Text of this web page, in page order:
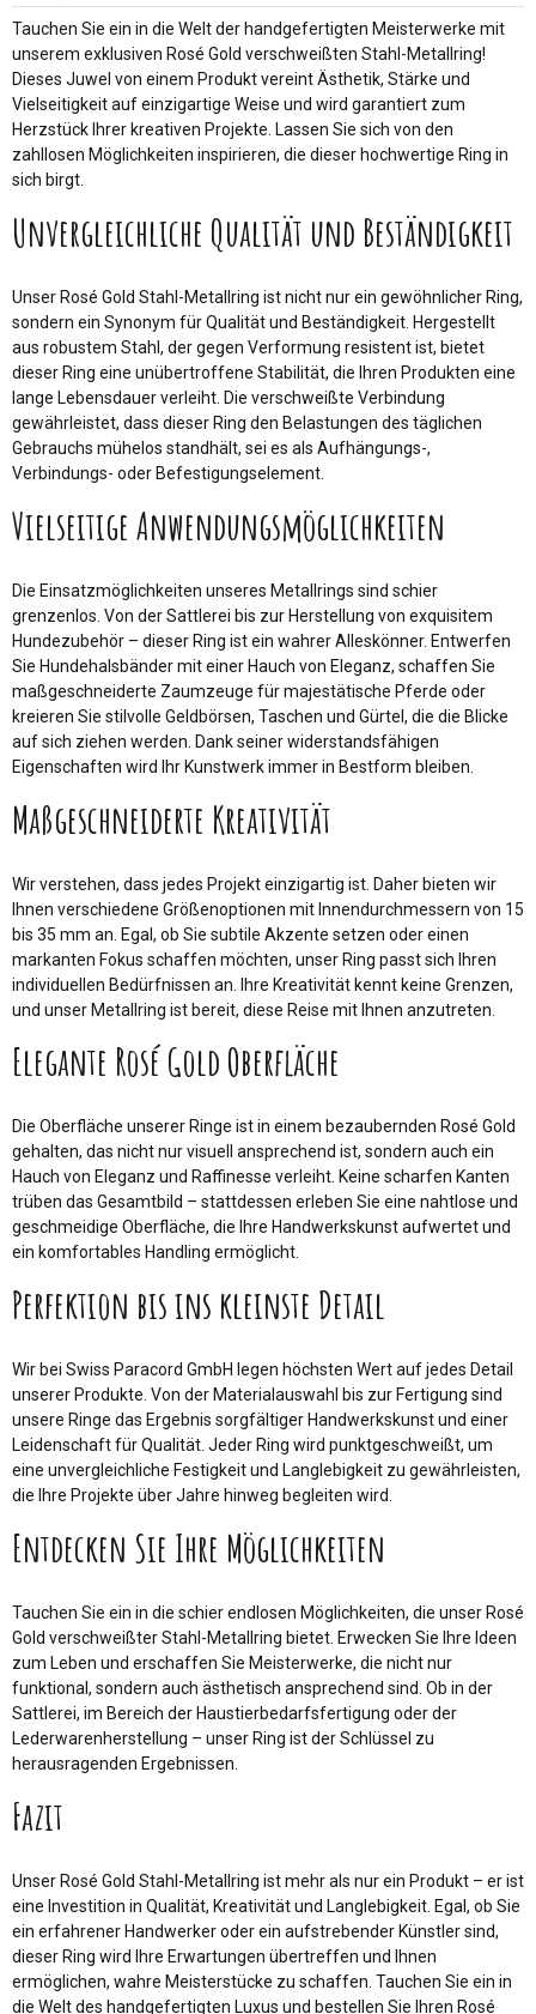
Tauchen Sie ein in die Welt der handgefertigten Meisterwerke mit
unserem exklusiven Rosé Gold verschweißten Stahl-Metallring!
Dieses Juwel von einem Produkt vereint Ästhetik, Stärke und
Vielseitigkeit auf einzigartige Weise und wird garantiert zum
Herzstück Ihrer kreativen Projekte. Lassen Sie sich von den
zahllosen Möglichkeiten inspirieren, die dieser hochwertige Ring in
sich birgt.
Unvergleichliche Qualität und Beständigkeit
Unser Rosé Gold Stahl-Metallring ist nicht nur ein gewöhnlicher Ring,
sondern ein Synonym für Qualität und Beständigkeit. Hergestellt
aus robustem Stahl, der gegen Verformung resistent ist, bietet
dieser Ring eine unübertroffene Stabilität, die Ihren Produkten eine
lange Lebensdauer verleiht. Die verschweißte Verbindung
gewährleistet, dass dieser Ring den Belastungen des täglichen
Gebrauchs mühelos standhält, sei es als Aufhängungs-,
Verbindungs- oder Befestigungselement.
Vielseitige Anwendungsmöglichkeiten
Die Einsatzmöglichkeiten unseres Metallrings sind schier
grenzenlos. Von der Sattlerei bis zur Herstellung von exquisitem
Hundezubehör – dieser Ring ist ein wahrer Alleskönner. Entwerfen
Sie Hundehalsbänder mit einer Hauch von Eleganz, schaffen Sie
maßgeschneiderte Zaumzeuge für majestätische Pferde oder
kreieren Sie stilvolle Geldbörsen, Taschen und Gürtel, die die Blicke
auf sich ziehen werden. Dank seiner widerstandsfähigen
Eigenschaften wird Ihr Kunstwerk immer in Bestform bleiben.
Maßgeschneiderte Kreativität
Wir verstehen, dass jedes Projekt einzigartig ist. Daher bieten wir
Ihnen verschiedene Größenoptionen mit Innendurchmessern von 15
bis 35 mm an. Egal, ob Sie subtile Akzente setzen oder einen
markanten Fokus schaffen möchten, unser Ring passt sich Ihren
individuellen Bedürfnissen an. Ihre Kreativität kennt keine Grenzen,
und unser Metallring ist bereit, diese Reise mit Ihnen anzutreten.
Elegante Rosé Gold Oberfläche
Die Oberfläche unserer Ringe ist in einem bezaubernden Rosé Gold
gehalten, das nicht nur visuell ansprechend ist, sondern auch ein
Hauch von Eleganz und Raffinesse verleiht. Keine scharfen Kanten
trüben das Gesamtbild – stattdessen erleben Sie eine nahtlose und
geschmeidige Oberfläche, die Ihre Handwerkskunst aufwertet und
ein komfortables Handling ermöglicht.
Perfektion bis ins kleinste Detail
Wir bei Swiss Paracord GmbH legen höchsten Wert auf jedes Detail
unserer Produkte. Von der Materialauswahl bis zur Fertigung sind
unsere Ringe das Ergebnis sorgfältiger Handwerkskunst und einer
Leidenschaft für Qualität. Jeder Ring wird punktgeschweißt, um
eine unvergleichliche Festigkeit und Langlebigkeit zu gewährleisten,
die Ihre Projekte über Jahre hinweg begleiten wird.
Entdecken Sie Ihre Möglichkeiten
Tauchen Sie ein in die schier endlosen Möglichkeiten, die unser Rosé
Gold verschweißter Stahl-Metallring bietet. Erwecken Sie Ihre Ideen
zum Leben und erschaffen Sie Meisterwerke, die nicht nur
funktional, sondern auch ästhetisch ansprechend sind. Ob in der
Sattlerei, im Bereich der Haustierbedarfsfertigung oder der
Lederwarenherstellung – unser Ring ist der Schlüssel zu
herausragenden Ergebnissen.
Fazit
Unser Rosé Gold Stahl-Metallring ist mehr als nur ein Produkt – er ist
eine Investition in Qualität, Kreativität und Langlebigkeit. Egal, ob Sie
ein erfahrener Handwerker oder ein aufstrebender Künstler sind,
dieser Ring wird Ihre Erwartungen übertreffen und Ihnen
ermöglichen, wahre Meisterstücke zu schaffen. Tauchen Sie ein in
die Welt des handgefertigten Luxus und bestellen Sie Ihren Rosé